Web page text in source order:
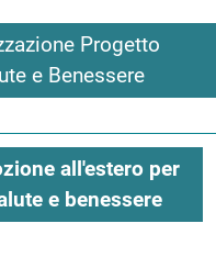
Progetto
e Benessere
all'estero per
e benessere